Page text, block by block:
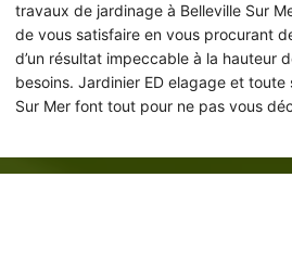
travaux de jardinage à Belleville Sur
de vous satisfaire en vous procurant
d’un résultat impeccable à la hauteur
besoins. Jardinier ED elagage et
Sur Mer font tout pour ne pas vous